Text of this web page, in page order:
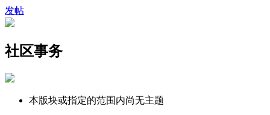
发帖
社区事务
本版块或指定的范围内尚无主题